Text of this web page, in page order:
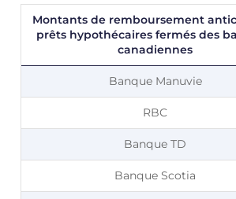
Montants de remboursement
prêts hypothécaires fermés des
canadiennes
Banque Manuvie
RBC
Banque TD
Banque Scotia